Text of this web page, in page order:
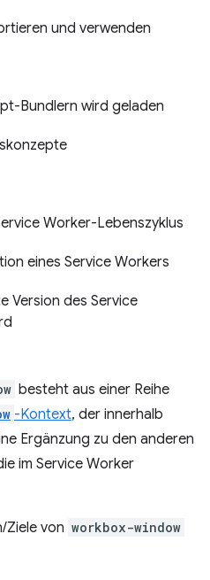
und verwenden
Bundlern wird geladen
Worker-Lebenszyklus
eines Service Workers
Version des Service
besteht aus einer Reihe
-Kontext, der innerhalb
Ergänzung zu den anderen
im Service Worker
Ziele von workbox-window